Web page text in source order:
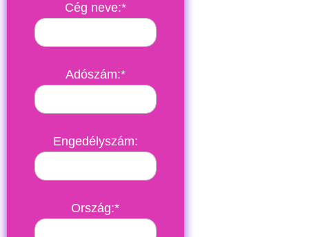
Cég neve:*
Adószám:*
Engedélyszám:
Ország:*